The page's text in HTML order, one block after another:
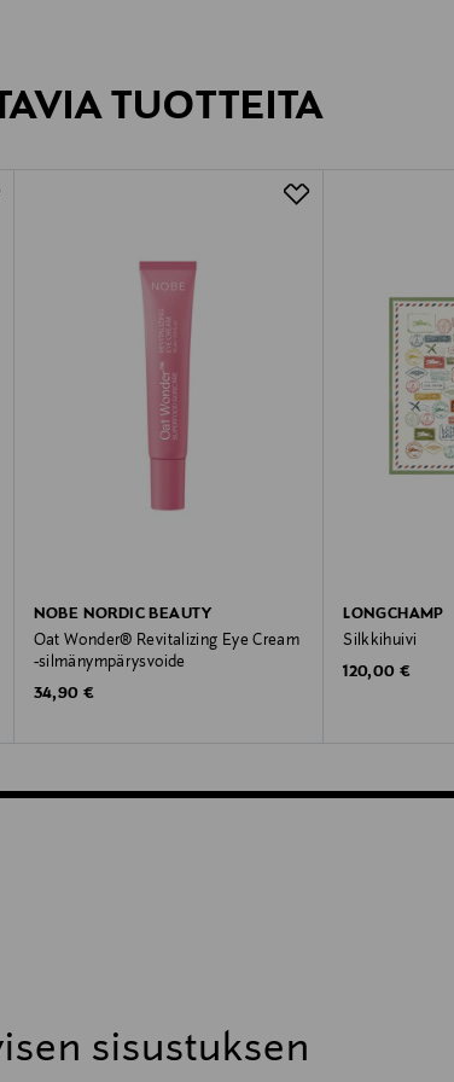
TUOTTEITA
NOBE NORDIC BEAUTY
Oat Wonder® Revitalizing Eye Cream
-silmänympärysvoide
Original Price
34,90 €
LONGCHAMP
Silkkihuivi
Original Price
120,00 €
sisustuksen